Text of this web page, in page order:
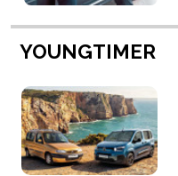
YOUNGTIMER